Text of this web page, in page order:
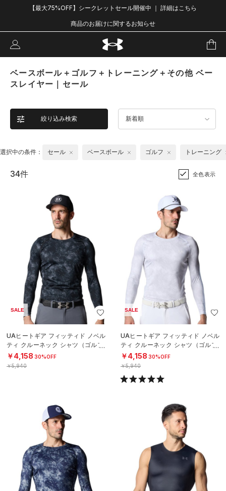
【最大75%OFF】シークレットセール開催中 ｜ 詳細はこちら
商品のお届けに関するお知らせ
ベースボール＋ゴルフ＋トレーニング＋その他 ベー
スレイヤー｜セール
絞り込み検索 新着順
選択中の条件： セール ベースボール ゴルフ トレーニング
34件 全色表示
SALE
UAヒートギア フィッティド ノベル
ティ クルーネック シャツ（ゴルフ/
MEN）
￥4,158 30%OFF
￥5,940
SALE
UAヒートギア フィッティド ノベル
ティ クルーネック シャツ（ゴルフ/
MEN）
￥4,158 30%OFF
￥5,940